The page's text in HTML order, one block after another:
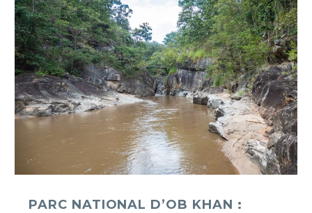
national
d’Ob
Khan
:
petite
escapade
nature
Chiang
Mai
PARC NATIONAL D’OB KHAN :